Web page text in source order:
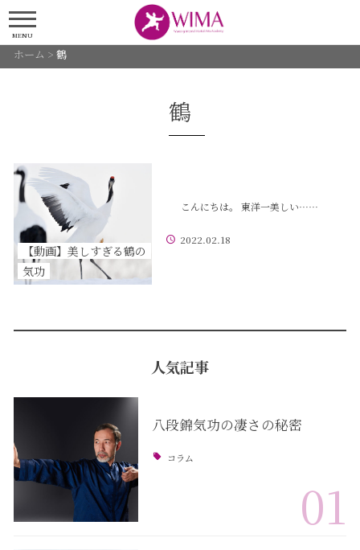
MENU
ホーム > 鶴
鶴
【動画】美しすぎる鶴の
気功
こんにちは。 東洋一美しい……
2022.02.18
人気記事
八段錦気功の凄さの秘密
コラム
01